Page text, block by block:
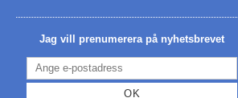
Jag vill prenumerera på nyhetsbrevet
OK